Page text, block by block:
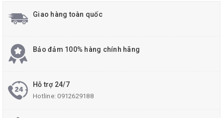
Giao hàng toàn quốc
Bảo đảm 100% hàng chính hãng
Hỗ trợ 24/7
Hotline:0912629188